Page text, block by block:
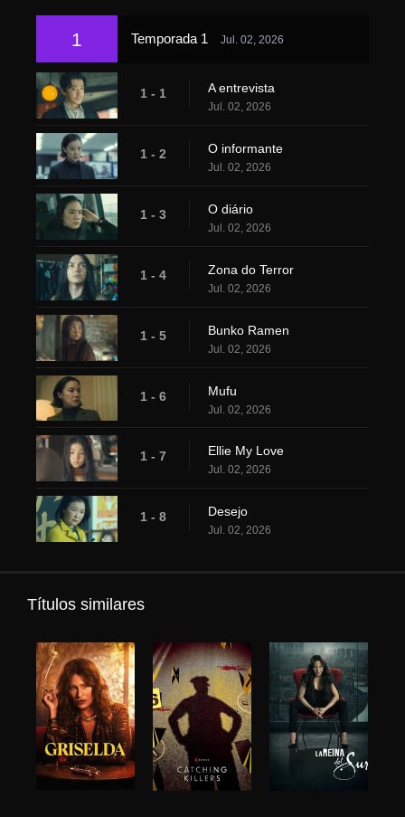
1 Temporada 1 Jul. 02, 2026
1 - 1 A entrevista
Jul. 02, 2026
1 - 2 O informante
Jul. 02, 2026
1 - 3 O diário
Jul. 02, 2026
1 - 4 Zona do Terror
Jul. 02, 2026
1 - 5 Bunko Ramen
Jul. 02, 2026
1 - 6 Mufu
Jul. 02, 2026
1 - 7 Ellie My Love
Jul. 02, 2026
1 - 8 Desejo
Jul. 02, 2026
Títulos similares